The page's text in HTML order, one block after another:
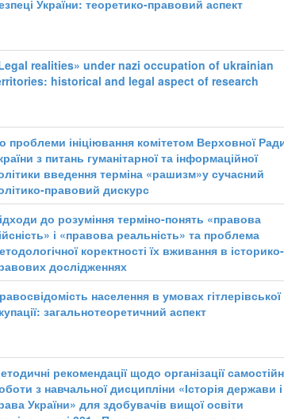
України: теоретико-правовий аспект
realities» under nazi occupation of ukrainian
historical and legal aspect of research
проблеми ініціювання комітетом Верховної
з питань гуманітарної та інформаційної
введення терміна «рашизм»у сучасний
правовий дискурс
до розуміння терміно-понять «правова
і «правова реальність» та проблема
коректності їх вживання в історико-
дослідженнях
населення в умовах гітлерівської
загальнотеоретичний аспект
рекомендації щодо організації
з навчальної дисципліни «Історія держави і
України» для здобувачів вищої освіти